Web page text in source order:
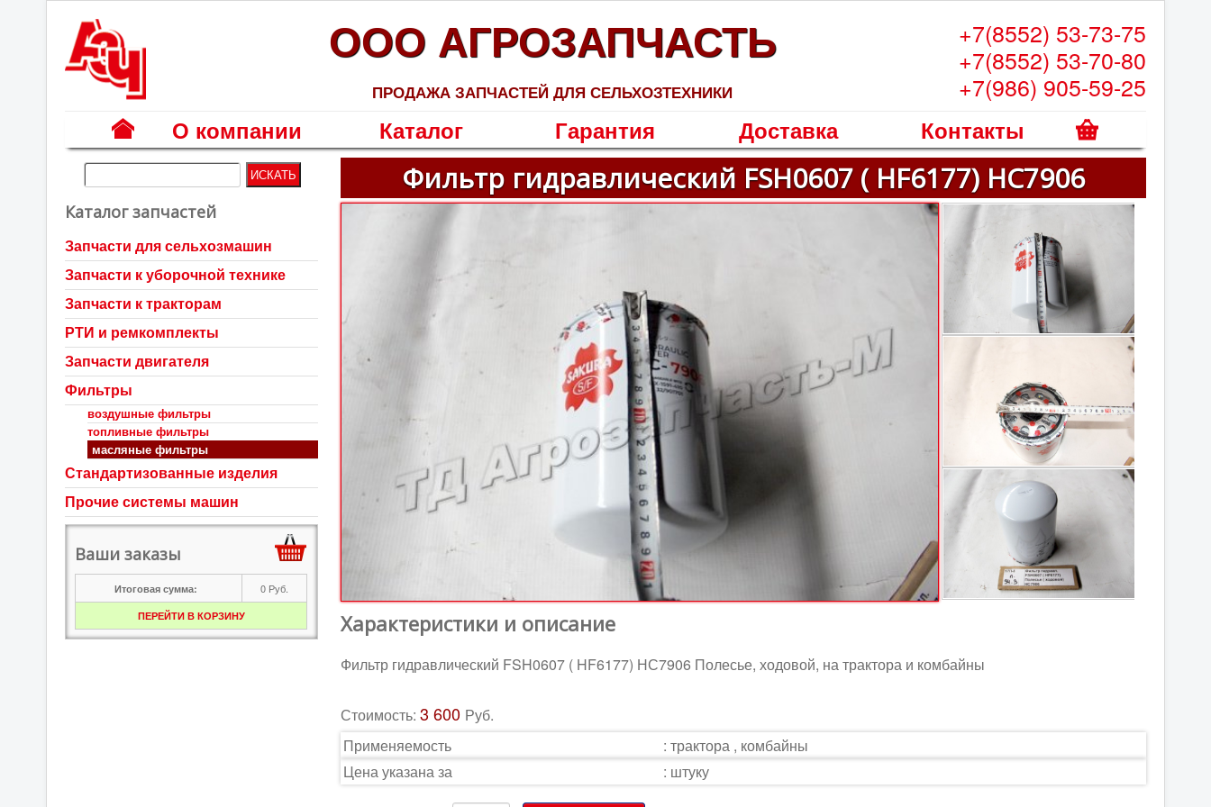
+7(8552) 53-73-75
+7(8552) 53-70-80
+7(986) 905-59-25
ООО АГРОЗАПЧАСТЬ
ПРОДАЖА ЗАПЧАСТЕЙ ДЛЯ СЕЛЬХОЗТЕХНИКИ
Г
л
а
в
н
а
я
О компании Каталог Гарантия Доставка
Контакты
К
о
и
н
а
Каталог запчастей
Запчасти для сельхозмашин
Запчасти к уборочной технике
Запчасти к тракторам
РТИ и ремкомплекты
Запчасти двигателя
Фильтры
воздушные фильтры
топливные фильтры
масляные фильтры
Стандартизованные изделия
Прочие системы машин
Ваши заказы
Итоговая сумма: 0 Руб.
ПЕРЕЙТИ В КОРЗИНУ
Фильтр гидравлический FSH0607 ( HF6177) НС7906
Характеристики и описание
Фильтр гидравлический FSH0607 ( HF6177) НС7906 Полесье, ходовой, на трактора и комбайны
Стоимость:3 600 Руб.
Применяемость
:трактора , комбайны
Цена указана за
: штуку